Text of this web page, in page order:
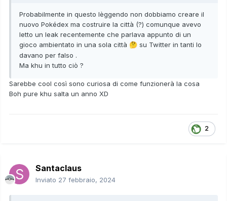
Probabilmente in questo lèggendo non dobbiamo creare il
nuovo Pokédex ma costruire la città (?) comunque avevo
letto un leak recentemente che parlava appunto di un
gioco ambientato in una sola città 🤔 su Twitter in tanti lo
davano per falso .
Ma khu in tutto ciò ?
Sarebbe cool così sono curiosa di come funzionerà la cosa
Boh pure khu salta un anno XD
2
Santaclaus
Inviato 27 febbraio, 2024